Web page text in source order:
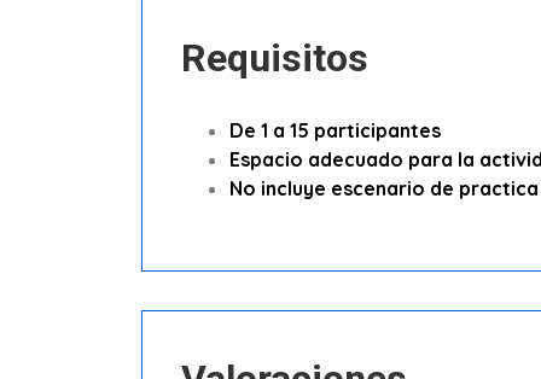
Requisitos
De 1 a 15 participantes
Espacio adecuado para la
No incluye escenario de practica